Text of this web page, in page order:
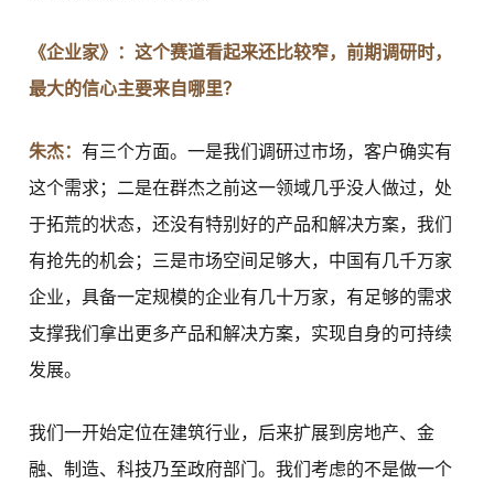
《企业家》：这个赛道看起来还比较窄，前期调研时，
最大的信心主要来自哪里？
朱杰： 有三个方面。一是我们调研过市场，客户确实有
这个需求；二是在群杰之前这一领域几乎没人做过，处
于拓荒的状态，还没有特别好的产品和解决方案，我们
有抢先的机会；三是市场空间足够大，中国有几千万家
企业，具备一定规模的企业有几十万家，有足够的需求
支撑我们拿出更多产品和解决方案，实现自身的可持续
发展。
我们一开始定位在建筑行业，后来扩展到房地产、金
融、制造、科技乃至政府部门。我们考虑的不是做一个